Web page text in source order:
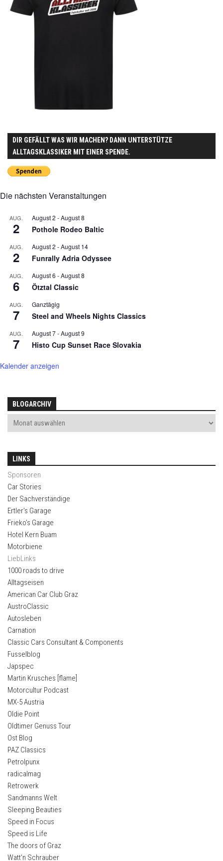
DIR GEFÄLLT WAS WIR MACHEN? DANN UNTERSTÜTZE
ALLTAGSKLASSIKER MIT EINER SPENDE.
Die nächsten Veranstaltungen
AUG.
2
August 2 -August 8
Pothole Rodeo Baltic
AUG.
2
August 2 -August 14
Funrally Adria Odyssee
AUG.
6
August 6 -August 8
Ötztal Classic
AUG.
7
Ganztägig
Steel and Wheels Nights Classics
AUG.
7
August 7-August 9
Histo Cup Sunset Race Slovakia
Kalender anzeigen
BLOGARCHIV
LINKS
Sponsoren
Car Stories
Der Sachverständige
Ertler’s Garage
Frieko’s Garage
Hotel Kern Buam
Motorbiene
LiebLinks
1000 roads to drive
Alltagseisen
American Car Club Graz
AustroClassic
Autosleben
Carnation
Classic Cars Consultant & Components
Fusselblog
Japspec
Martin Krusches [flame]
Motorcultur Podcast
MX-5 Austria
Oldie Point
Oldtimer Genuss Tour
Ost Blog
PAZ Classics
Petrolpunx
radicalmag
Retrowerk
Sandmanns Welt
Sleeping Beauties
Speed in Focus
Speed is Life
The doors of Graz
Watt’n Schrauber